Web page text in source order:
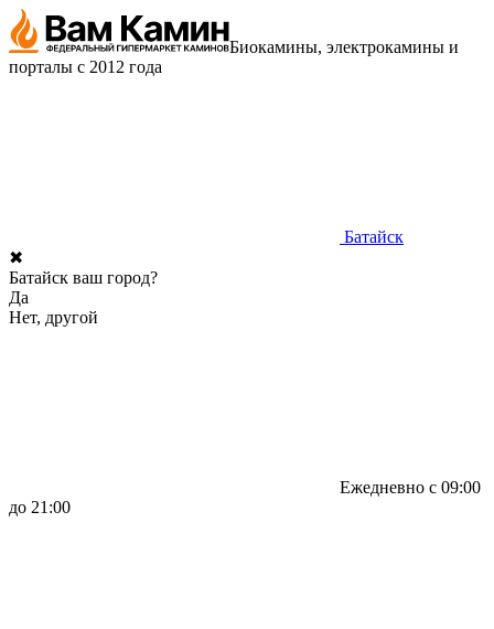
Биокамины, электрокамины и
порталы с 2012 года
Батайск
✖
Батайск ваш город?
Да
Нет, другой
Ежедневно с 09:00
до 21:00